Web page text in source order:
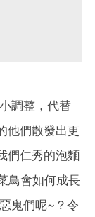
調整，代替
他們散發出更
們仁秀的泡麵
鳥會如何成長
鬼們呢~？令